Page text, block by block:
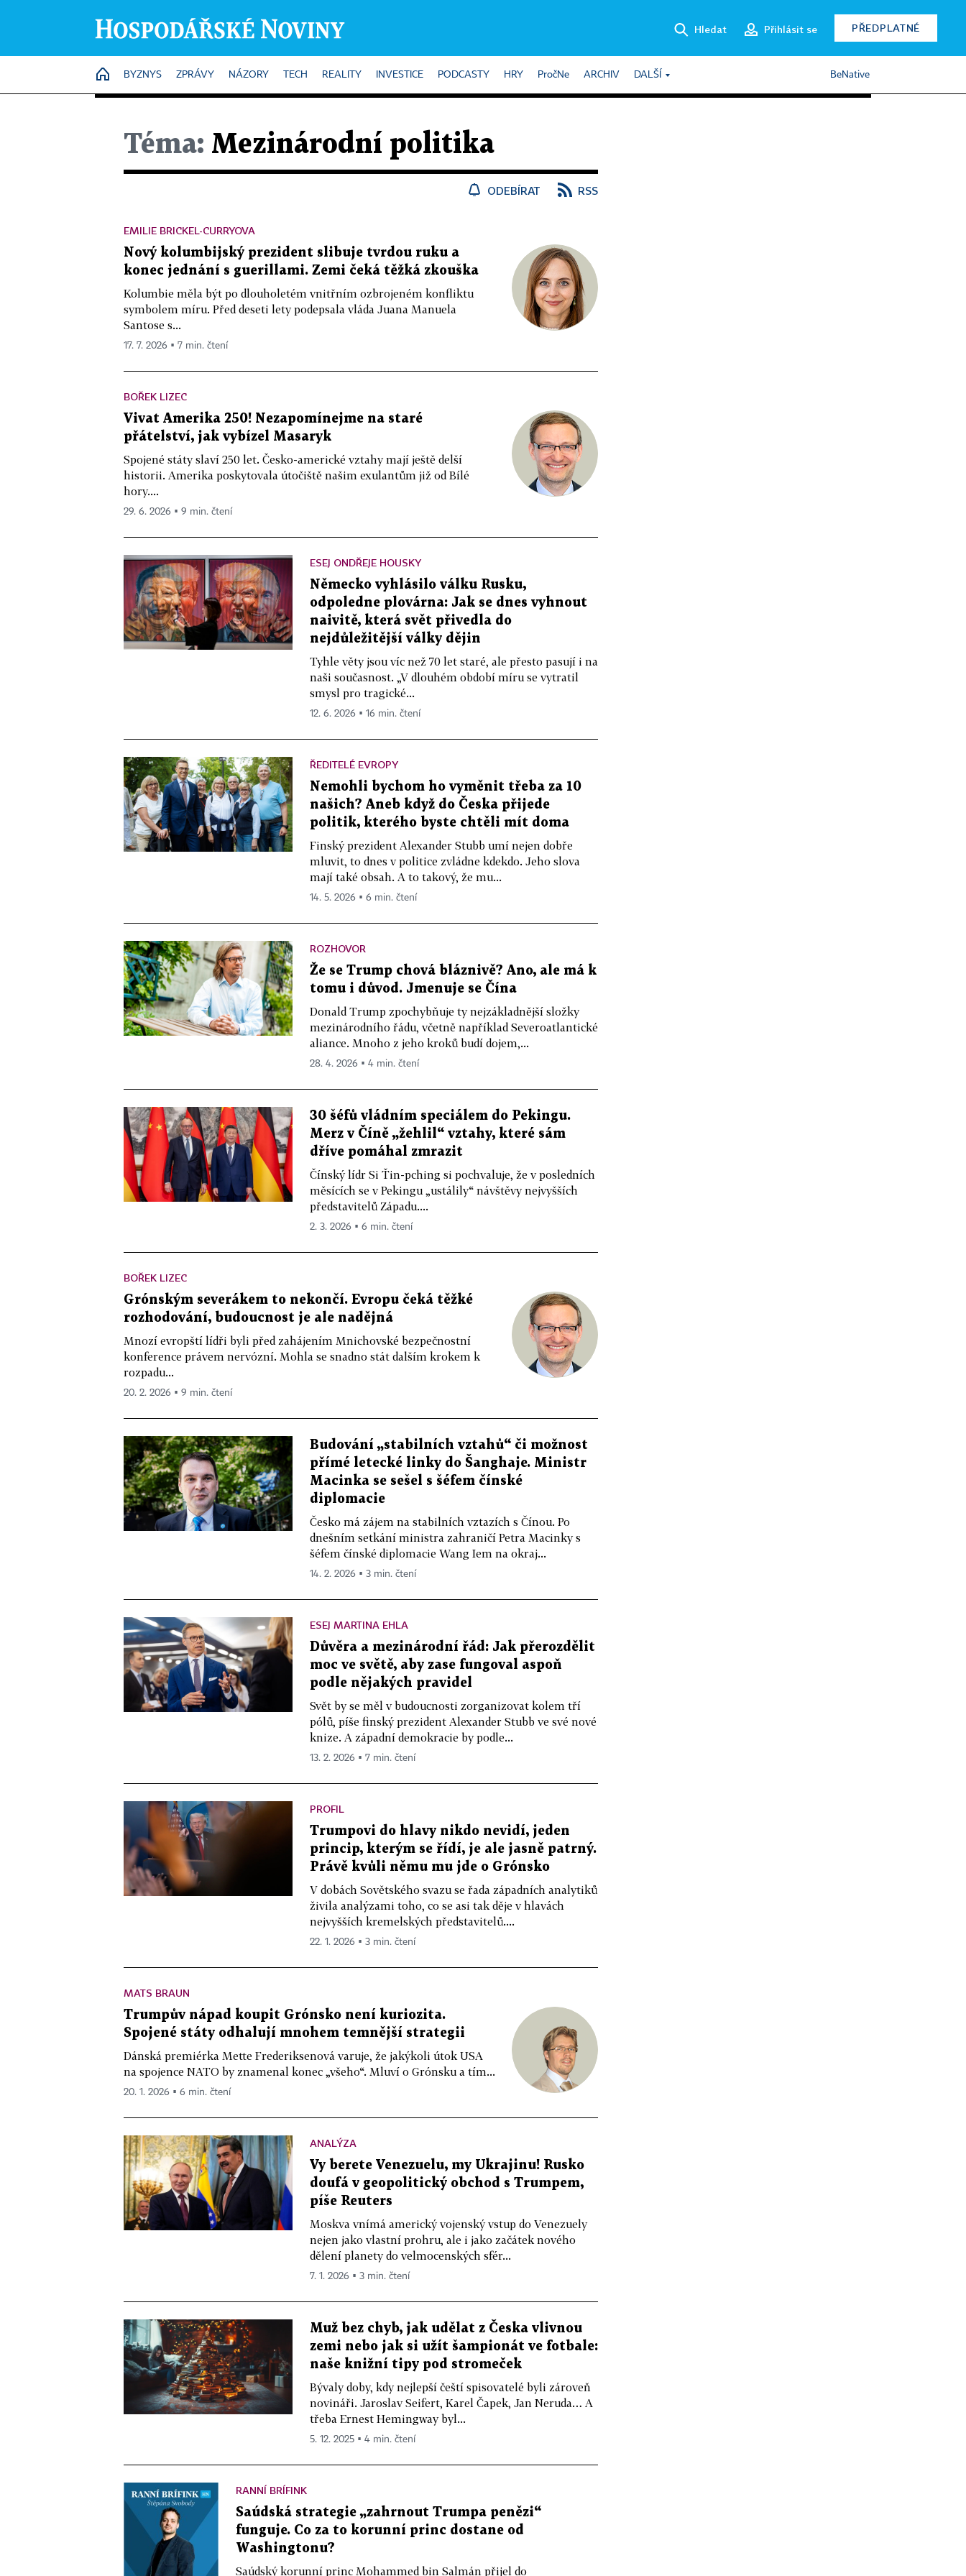
Hledat Přihlásit se PŘEDPLATNÉ
HOME
BYZNYS ZPRÁVY NÁZORY TECH REALITY INVESTICE PODCASTY HRY PročNe ARCHIV DALŠÍ BeNative
Téma: Mezinárodní politika
ODEBÍRAT RSS
EMILIE BRICKEL-CURRYOVA
Nový kolumbijský prezident slibuje tvrdou ruku a
konec jednání s guerillami. Zemi čeká těžká zkouška
Kolumbie měla být po dlouholetém vnitřním ozbrojeném konfliktu
symbolem míru. Před deseti lety podepsala vláda Juana Manuela
Santose s...
17. 7. 2026 ▪ 7 min. čtení
BOŘEK LIZEC
Vivat Amerika 250! Nezapomínejme na staré
přátelství, jak vybízel Masaryk
Spojené státy slaví 250 let. Česko-americké vztahy mají ještě delší
historii. Amerika poskytovala útočiště našim exulantům již od Bílé
hory....
29. 6. 2026 ▪ 9 min. čtení
ESEJ ONDŘEJE HOUSKY
Německo vyhlásilo válku Rusku,
odpoledne plovárna: Jak se dnes vyhnout
naivitě, která svět přivedla do
nejdůležitější války dějin
Tyhle věty jsou víc než 70 let staré, ale přesto pasují i na
naši současnost. „V dlouhém období míru se vytratil
smysl pro tragické...
12. 6. 2026 ▪ 16 min. čtení
ŘEDITELÉ EVROPY
Nemohli bychom ho vyměnit třeba za 10
našich? Aneb když do Česka přijede
politik, kterého byste chtěli mít doma
Finský prezident Alexander Stubb umí nejen dobře
mluvit, to dnes v politice zvládne kdekdo. Jeho slova
mají také obsah. A to takový, že mu...
14. 5. 2026 ▪ 6 min. čtení
ROZHOVOR
Že se Trump chová bláznivě? Ano, ale má k
tomu i důvod. Jmenuje se Čína
Donald Trump zpochybňuje ty nejzákladnější složky
mezinárodního řádu, včetně například Severoatlantické
aliance. Mnoho z jeho kroků budí dojem,...
28. 4. 2026 ▪ 4 min. čtení
30 šéfů vládním speciálem do Pekingu.
Merz v Číně „žehlil“ vztahy, které sám
dříve pomáhal zmrazit
Čínský lídr Si Ťin-pching si pochvaluje, že v posledních
měsících se v Pekingu „ustálily“ návštěvy nejvyšších
představitelů Západu....
2. 3. 2026 ▪ 6 min. čtení
BOŘEK LIZEC
Grónským severákem to nekončí. Evropu čeká těžké
rozhodování, budoucnost je ale nadějná
Mnozí evropští lídři byli před zahájením Mnichovské bezpečnostní
konference právem nervózní. Mohla se snadno stát dalším krokem k
rozpadu...
20. 2. 2026 ▪ 9 min. čtení
Budování „stabilních vztahů“ či možnost
přímé letecké linky do Šanghaje. Ministr
Macinka se sešel s šéfem čínské
diplomacie
Česko má zájem na stabilních vztazích s Čínou. Po
dnešním setkání ministra zahraničí Petra Macinky s
šéfem čínské diplomacie Wang Iem na okraj...
14. 2. 2026 ▪ 3 min. čtení
ESEJ MARTINA EHLA
Důvěra a mezinárodní řád: Jak přerozdělit
moc ve světě, aby zase fungoval aspoň
podle nějakých pravidel
Svět by se měl v budoucnosti zorganizovat kolem tří
pólů, píše finský prezident Alexander Stubb ve své nové
knize. A západní demokracie by podle...
13. 2. 2026 ▪ 7 min. čtení
PROFIL
Trumpovi do hlavy nikdo nevidí, jeden
princip, kterým se řídí, je ale jasně patrný.
Právě kvůli němu mu jde o Grónsko
V dobách Sovětského svazu se řada západních analytiků
živila analýzami toho, co se asi tak děje v hlavách
nejvyšších kremelských představitelů....
22. 1. 2026 ▪ 3 min. čtení
MATS BRAUN
Trumpův nápad koupit Grónsko není kuriozita.
Spojené státy odhalují mnohem temnější strategii
Dánská premiérka Mette Frederiksenová varuje, že jakýkoli útok USA
na spojence NATO by znamenal konec „všeho“. Mluví o Grónsku a tím...
20. 1. 2026 ▪ 6 min. čtení
ANALÝZA
Vy berete Venezuelu, my Ukrajinu! Rusko
doufá v geopolitický obchod s Trumpem,
píše Reuters
Moskva vnímá americký vojenský vstup do Venezuely
nejen jako vlastní prohru, ale i jako začátek nového
dělení planety do velmocenských sfér...
7. 1. 2026 ▪ 3 min. čtení
Muž bez chyb, jak udělat z Česka vlivnou
zemi nebo jak si užít šampionát ve fotbale:
naše knižní tipy pod stromeček
Bývaly doby, kdy nejlepší čeští spisovatelé byli zároveň
novináři. Jaroslav Seifert, Karel Čapek, Jan Neruda… A
třeba Ernest Hemingway byl...
5. 12. 2025 ▪ 4 min. čtení
RANNÍ BRÍFINK
Saúdská strategie „zahrnout Trumpa penězi“
funguje. Co za to korunní princ dostane od
Washingtonu?
Saúdský korunní princ Mohammed bin Salmán přijel do